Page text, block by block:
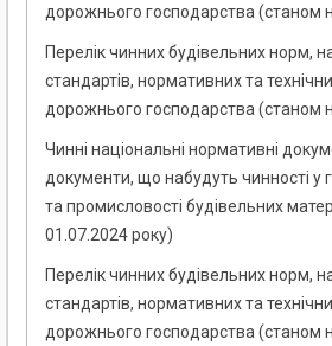
дорожнього господарства (станом
Перелік чинних будівельних норм,
стандартів, нормативних та
дорожнього господарства (станом
Чинні національні нормативні
документи, що набудуть чинності у
та промисловості будівельних
01.07.2024 року)
Перелік чинних будівельних норм,
стандартів, нормативних та
дорожнього господарства (станом